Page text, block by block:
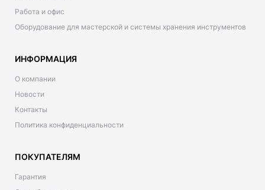
Работа и офис
Оборудование для мастерской и системы хранения инструментов
ИНФОРМАЦИЯ
О компании
Новости
Контакты
Политика конфиденциальности
ПОКУПАТЕЛЯМ
Гарантия